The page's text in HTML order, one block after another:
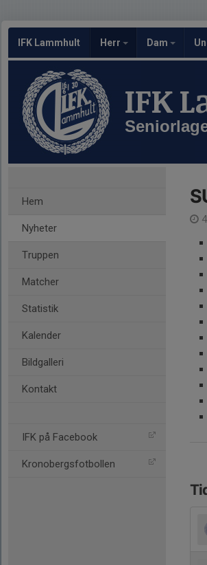
IFK Lammhult Herr Dam
IFK
Hem
Nyheter
Truppen
Matcher
Statistik
Kalender
Bildgalleri
Kontakt
IFK på Facebook
Kronobergsfotbollen